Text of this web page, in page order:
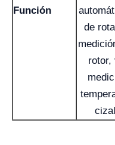
Función
de
rotor,